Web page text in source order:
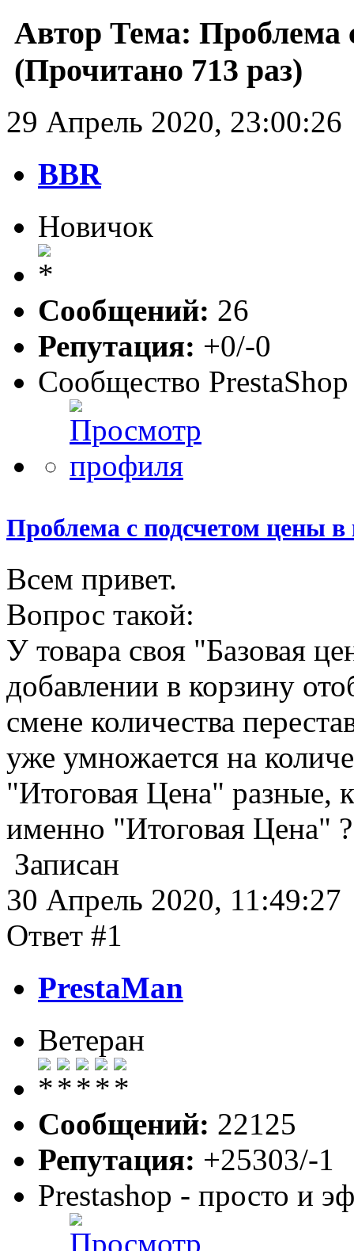
Автор Тема: Проблема
(Прочитано 713 раз)
29 Апрель 2020, 23:00:26
BBR
Новичок
Сообщений: 26
Репутация: +0/-0
Сообщество PrestaShop
Проблема с подсчетом цены в
Всем привет.
Вопрос такой:
У товара своя "Базовая
добавлении в корзину
смене количества
уже умножается на
"Итоговая Цена" разные,
именно "Итоговая Цена" ?
Записан
30 Апрель 2020, 11:49:27
Ответ #1
PrestaMan
Ветеран
Сообщений: 22125
Репутация: +25303/-1
Prestashop - просто и